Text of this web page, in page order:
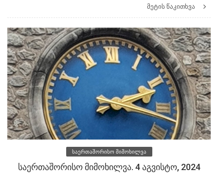
მეტის წაკითხვა
საერთაშორისო მიმოხილვა
საერთაშორისო მიმოხილვა. 4 აგვისტო, 2024